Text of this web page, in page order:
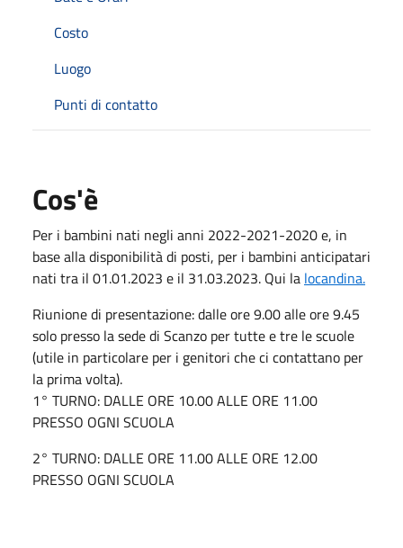
Costo
Luogo
Punti di contatto
Cos'è
Per i bambini nati negli anni 2022-2021-2020 e, in
base alla disponibilità di posti, per i bambini anticipatari
nati tra il 01.01.2023 e il 31.03.2023. Qui la locandina.
Riunione di presentazione: dalle ore 9.00 alle ore 9.45
solo presso la sede di Scanzo per tutte e tre le scuole
(utile in particolare per i genitori che ci contattano per
la prima volta).
1° TURNO: DALLE ORE 10.00 ALLE ORE 11.00
PRESSO OGNI SCUOLA
2° TURNO: DALLE ORE 11.00 ALLE ORE 12.00
PRESSO OGNI SCUOLA